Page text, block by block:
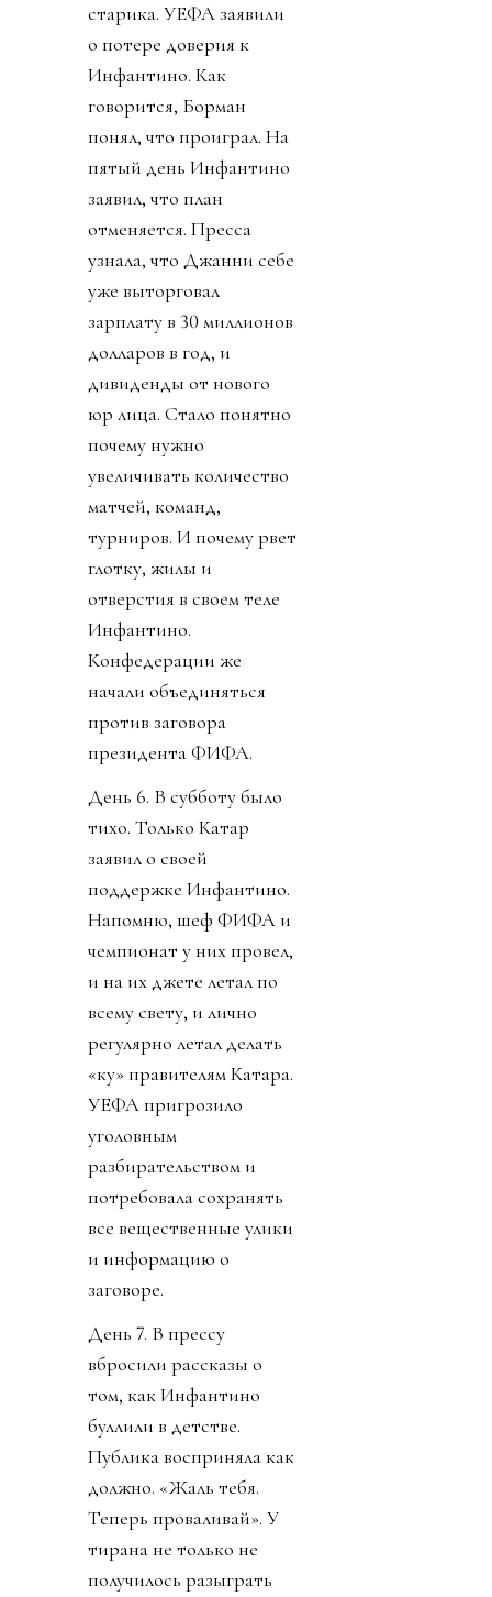
старика. УЕФА заявили
о потере доверия к
Инфантино. Как
говорится, Борман
понял, что проиграл. На
пятый день Инфантино
заявил, что план
отменяется. Пресса
узнала, что Джанни себе
уже выторговал
зарплату в 30 миллионов
долларов в год, и
дивиденды от нового
юр лица. Стало понятно
почему нужно
увеличивать количество
матчей, команд,
турниров. И почему рвет
глотку, жилы и
отверстия в своем теле
Инфантино.
Конфедерации же
начали объединяться
против заговора
президента ФИФА.
День 6. В субботу было
тихо. Только Катар
заявил о своей
поддержке Инфантино.
Напомню, шеф ФИФА и
чемпионат у них провел,
и на их джете летал по
всему свету, и лично
регулярно летал делать
«ку» правителям Катара.
УЕФА пригрозило
уголовным
разбирательством и
потребовала сохранять
все вещественные улики
и информацию о
заговоре.
День 7. В прессу
вбросили рассказы о
том, как Инфантино
буллили в детстве.
Публика восприняла как
должно. «Жаль тебя.
Теперь проваливай». У
тирана не только не
получилось разыграть